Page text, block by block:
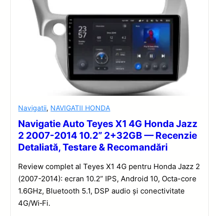
Navigatii, NAVIGATII HONDA
Navigatie Auto Teyes X1 4G Honda Jazz
2 2007-2014 10.2” 2+32GB — Recenzie
Detaliată, Testare & Recomandări
Review complet al Teyes X1 4G pentru Honda Jazz 2
(2007-2014): ecran 10.2” IPS, Android 10, Octa-core
1.6GHz, Bluetooth 5.1, DSP audio și conectivitate
4G/Wi‑Fi.